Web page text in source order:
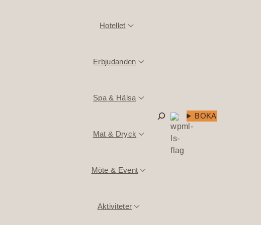
Hotellet
Erbjudanden
Spa & Hälsa
Mat & Dryck
Möte & Event
Aktiviteter
Sök BOKA